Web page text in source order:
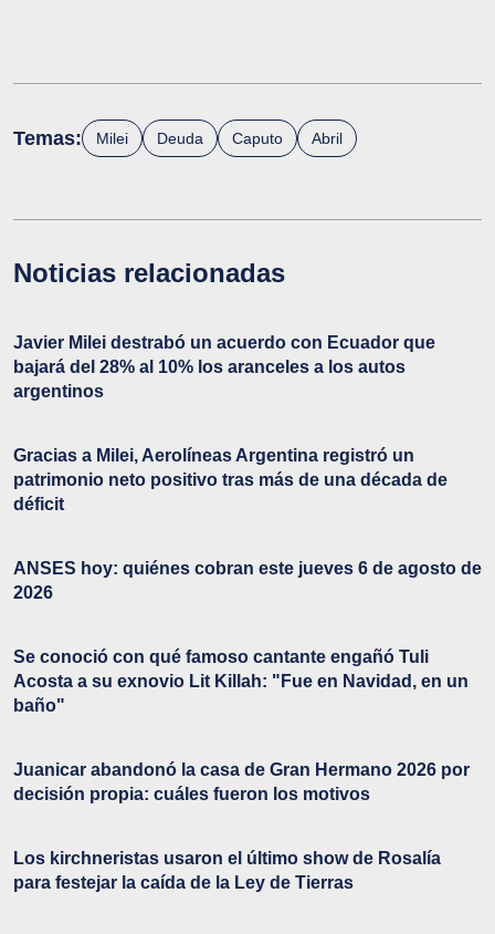
Temas: Milei Deuda Caputo Abril
Noticias relacionadas
Javier Milei destrabó un acuerdo con Ecuador que
bajará del 28% al 10% los aranceles a los autos
argentinos
Gracias a Milei, Aerolíneas Argentina registró un
patrimonio neto positivo tras más de una década de
déficit
ANSES hoy: quiénes cobran este jueves 6 de agosto de
2026
Se conoció con qué famoso cantante engañó Tuli
Acosta a su exnovio Lit Killah: "Fue en Navidad, en un
baño"
Juanicar abandonó la casa de Gran Hermano 2026 por
decisión propia: cuáles fueron los motivos
Los kirchneristas usaron el último show de Rosalía
para festejar la caída de la Ley de Tierras